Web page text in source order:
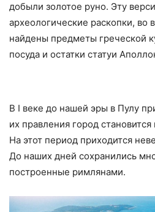
добыли золотое руно. Эту
археологические раскопки, во
найдены предметы греческой
посуда и остатки статуи
В I веке до нашей эры в Пулу
их правления город
На этот период приходится
До наших дней сохранились
построенные римлянами.